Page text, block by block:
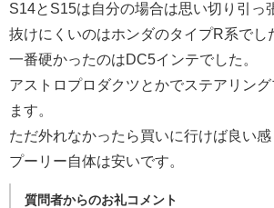
S14とS15は自分の場合は思い切り引っ
抜けにくいのはホンダのタイプR系でし
一番硬かったのはDC5インテでした。
アストロプロダクツとかでステアリン
ます。
ただ外れなかったら買いに行けば良い感
プーリー自体は安いです。
質問者からのお礼コメント